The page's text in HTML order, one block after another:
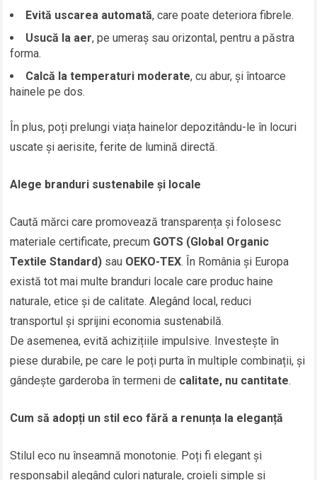
Evită uscarea automată, care poate deteriora fibrele.
Usucă la aer, pe umeraș sau orizontal, pentru a păstra
forma.
Calcă la temperaturi moderate, cu abur, și întoarce
hainele pe dos.
În plus, poți prelungi viața hainelor depozitându-le în locuri
uscate și aerisite, ferite de lumină directă.
Alege branduri sustenabile și locale
Caută mărci care promovează transparența și folosesc
materiale certificate, precum GOTS (Global Organic
Textile Standard) sau OEKO-TEX. În România și Europa
există tot mai multe branduri locale care produc haine
naturale, etice și de calitate. Alegând local, reduci
transportul și sprijini economia sustenabilă.
De asemenea, evită achizițiile impulsive. Investește în
piese durabile, pe care le poți purta în multiple combinații, și
gândește garderoba în termeni de calitate, nu cantitate.
Cum să adopți un stil eco fără a renunța la eleganță
Stilul eco nu înseamnă monotonie. Poți fi elegant și
responsabil alegând culori naturale, croieli simple și